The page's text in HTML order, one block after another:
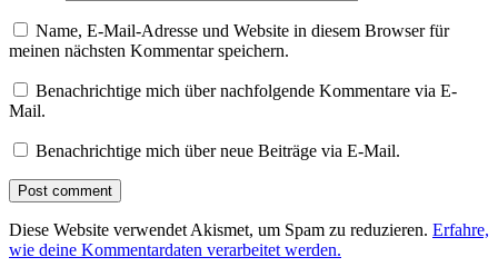
Name, E-Mail-Adresse und Website in diesem Browser für
meinen nächsten Kommentar speichern.
Benachrichtige mich über nachfolgende Kommentare via E-
Mail.
Benachrichtige mich über neue Beiträge via E-Mail.
Diese Website verwendet Akismet, um Spam zu reduzieren. Erfahre,
wie deine Kommentardaten verarbeitet werden.